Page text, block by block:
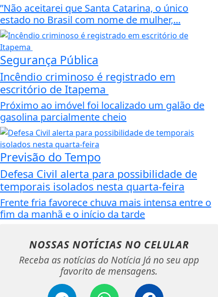
”Não aceitarei que Santa Catarina, o único
estado no Brasil com nome de mulher,...
Segurança Pública
Incêndio criminoso é registrado em
escritório de Itapema
Próximo ao imóvel foi localizado um galão de
gasolina parcialmente cheio
Previsão do Tempo
Defesa Civil alerta para possibilidade de
temporais isolados nesta quarta-feira
Frente fria favorece chuva mais intensa entre o
fim da manhã e o início da tarde
NOSSAS NOTÍCIAS NO CELULAR
Receba as notícias do Notícia Já no seu app
favorito de mensagens.